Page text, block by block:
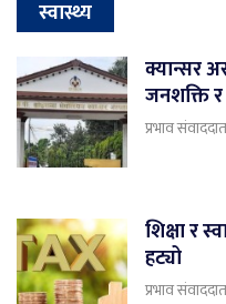
स्वास्थ्य
क्यान्सर
जनशक्ति
प्रभाव
शिक्षा र
हट्यो
प्रभाव